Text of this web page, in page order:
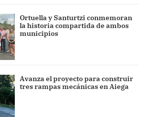
Ortuella y Santurtzi conmemoran
la historia compartida de ambos
municipios
Avanza el proyecto para construir
tres rampas mecánicas en Aiega